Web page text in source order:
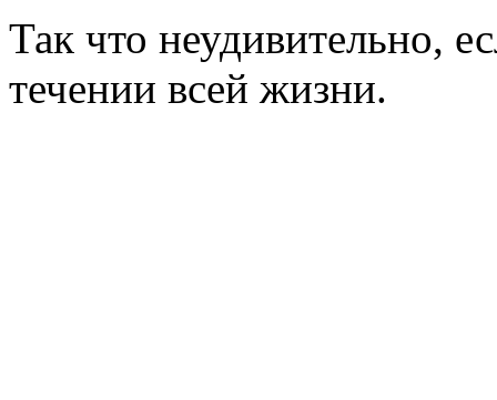
Так что неудивительно,
течении всей жизни.